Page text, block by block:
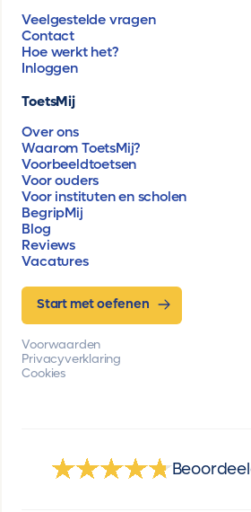
Veelgestelde vragen
Contact
Hoe werkt het?
Inloggen
ToetsMij
Over ons
Waarom ToetsMij?
Voorbeeldtoetsen
Voor ouders
Voor instituten en scholen
BegripMij
Blog
Reviews
Vacatures
Start met oefenen
Voorwaarden
Privacyverklaring
Cookies